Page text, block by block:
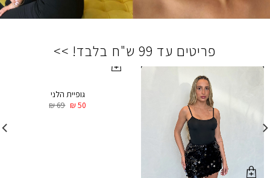
פריטים עד 99 ש"ח בלבד! >>
גופיית הלני
₪69 ₪50